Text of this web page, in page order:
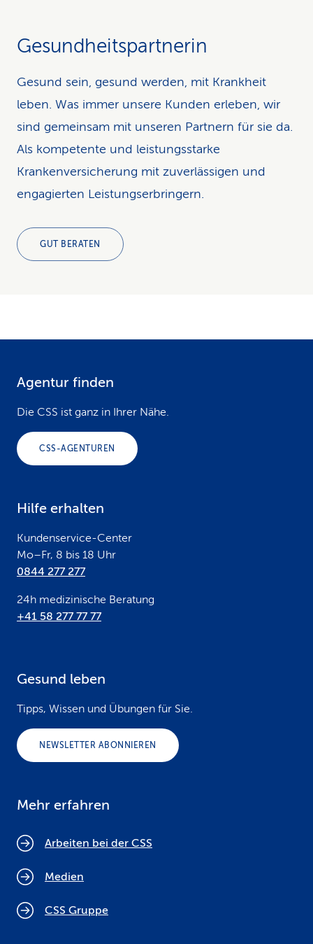
Gesundheitspartnerin
Gesund sein, gesund werden, mit Krankheit
leben. Was immer unsere Kunden erleben, wir
sind gemeinsam mit unseren Partnern für sie da.
Als kompetente und leistungsstarke
Krankenversicherung mit zuverlässigen und
engagierten Leistungserbringern.
GUT BERATEN
Agentur finden
Die CSS ist ganz in Ihrer Nähe.
CSS-AGENTUREN
Hilfe erhalten
Kundenservice-Center
Mo–Fr, 8 bis 18 Uhr
0844 277 277
24h medizinische Beratung
+41 58 277 77 77
Gesund leben
Tipps, Wissen und Übungen für Sie.
NEWSLETTER ABONNIEREN
Mehr erfahren
Arbeiten bei der CSS
Medien
CSS Gruppe